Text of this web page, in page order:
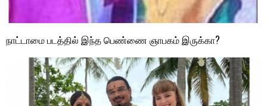
நாட்டாமை படத்தில் இந்த பெண்ணை ஞாபகம் இருக்கா?